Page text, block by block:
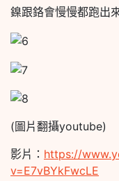
鎳跟鉻會慢慢都跑出
(圖片翻攝youtube)
影片： https://
v=E7vBYkFwcLE